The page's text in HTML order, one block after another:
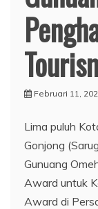
Februari 11,
Lima puluh
Gonjong
Gunuang
Award untuk
Award di